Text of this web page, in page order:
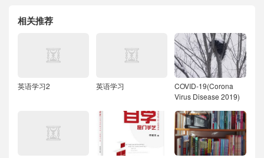
相关推荐
英语学习2 英语学习
COVID-19(Corona
Virus Disease 2019)